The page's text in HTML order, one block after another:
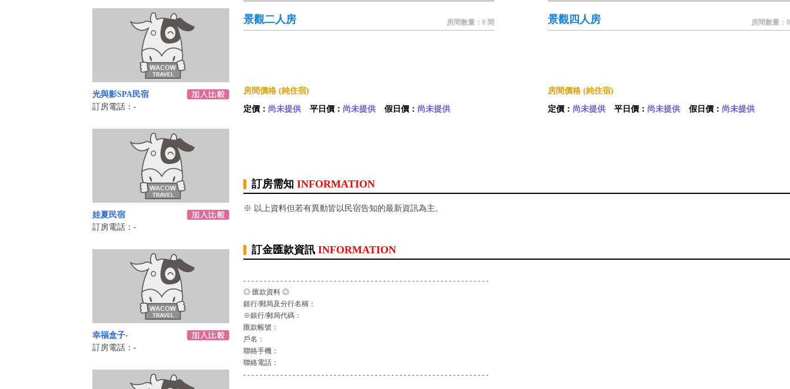
光與影SPA民宿
訂房電話：-
娃夏民宿
訂房電話：-
幸福盒子-
訂房電話：-
景觀二人房 房間數量：0 間
房間價格 (純住宿)
定價： 尚未提供 平日價： 尚未提供 假日價： 尚未提供
景觀四人房 房間數量：
房間價格 (純住宿)
定價： 尚未提供 平日價： 尚未提供 假日價： 尚未提供
訂房需知 INFORMATION
※ 以上資料但若有異動皆以民宿告知的最新資訊為主。
訂金匯款資訊 INFORMATION
- - - - - - - - - - - - - - - - - - - - - - - - - - - - - - - - - - - - - - - - - - - - - - - - - - - - - - - - - - - -
◎ 匯款資料 ◎
銀行/郵局及分行名稱：
※銀行/郵局代碼：
匯款帳號：
戶名：
聯絡手機：
聯絡電話：
- - - - - - - - - - - - - - - - - - - - - - - - - - - - - - - - - - - - - - - - - - - - - - - - - - - - - - - - - - - -